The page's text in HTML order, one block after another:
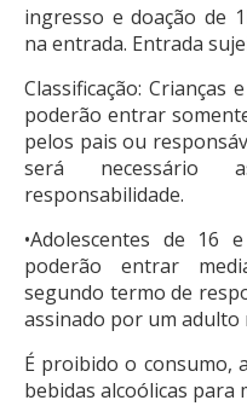
ingresso e doação de
na entrada. Entrada
Classificação: Crianças
poderão entrar
pelos pais ou
será necessário
responsabilidade.
•Adolescentes de 16
poderão entrar
segundo termo de
assinado por um adulto
É proibido o consumo,
bebidas alcoólicas para